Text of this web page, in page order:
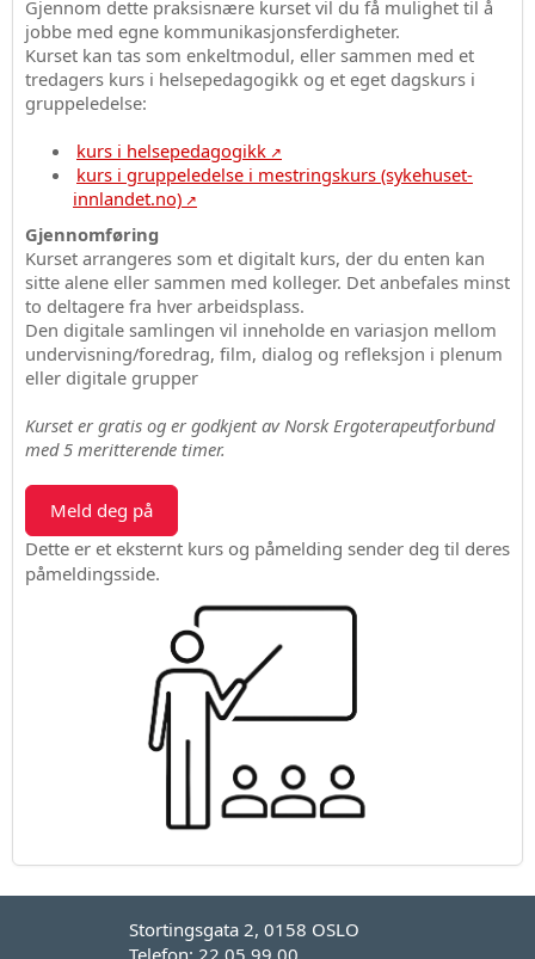
Gjennom dette praksisnære kurset vil du få mulighet til å
jobbe med egne kommunikasjonsferdigheter.
Kurset kan tas som enkeltmodul, eller sammen med et
tredagers kurs i helsepedagogikk og et eget dagskurs i
gruppeledelse:
kurs i helsepedagogikk
kurs i gruppeledelse i mestringskurs (sykehuset-
innlandet.no)
Gjennomføring
Kurset arrangeres som et digitalt kurs, der du enten kan
sitte alene eller sammen med kolleger. Det anbefales minst
to deltagere fra hver arbeidsplass.
Den digitale samlingen vil inneholde en variasjon mellom
undervisning/foredrag, film, dialog og refleksjon i plenum
eller digitale grupper
Kurset er gratis og er godkjent av Norsk Ergoterapeutforbund
med 5 meritterende timer.
Meld deg på
Dette er et eksternt kurs og påmelding sender deg til deres
påmeldingsside.
Stortingsgata 2, 0158 OSLO
Telefon: 22 05 99 00